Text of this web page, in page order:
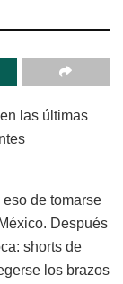
las últimas
de tomarse
Después
shorts de
los brazos